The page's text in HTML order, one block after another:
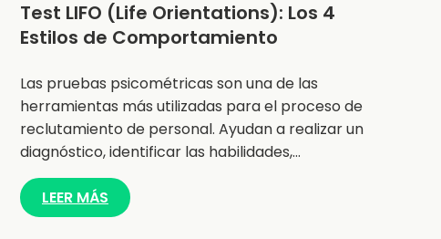
Test LIFO (Life Orientations): Los 4
Estilos de Comportamiento
Las pruebas psicométricas son una de las
herramientas más utilizadas para el proceso de
reclutamiento de personal. Ayudan a realizar un
diagnóstico, identificar las habilidades,…
LEER MÁS